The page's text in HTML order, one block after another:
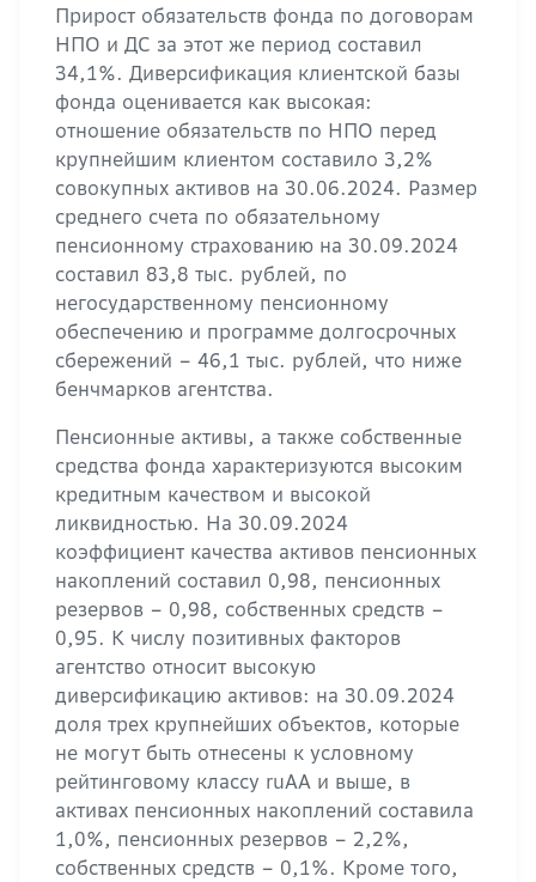
Прирост обязательств фонда по договорам
НПО и ДС за этот же период составил
34,1%. Диверсификация клиентской базы
фонда оценивается как высокая:
отношение обязательств по НПО перед
крупнейшим клиентом составило 3,2%
совокупных активов на 30.06.2024. Размер
среднего счета по обязательному
пенсионному страхованию на 30.09.2024
составил 83,8 тыс. рублей, по
негосударственному пенсионному
обеспечению и программе долгосрочных
сбережений – 46,1 тыс. рублей, что ниже
бенчмарков агентства.
Пенсионные активы, а также собственные
средства фонда характеризуются высоким
кредитным качеством и высокой
ликвидностью. На 30.09.2024
коэффициент качества активов пенсионных
накоплений составил 0,98, пенсионных
резервов – 0,98, собственных средств –
0,95. К числу позитивных факторов
агентство относит высокую
диверсификацию активов: на 30.09.2024
доля трех крупнейших объектов, которые
не могут быть отнесены к условному
рейтинговому классу ruAA и выше, в
активах пенсионных накоплений составила
1,0%, пенсионных резервов – 2,2%,
собственных средств – 0,1%. Кроме того,